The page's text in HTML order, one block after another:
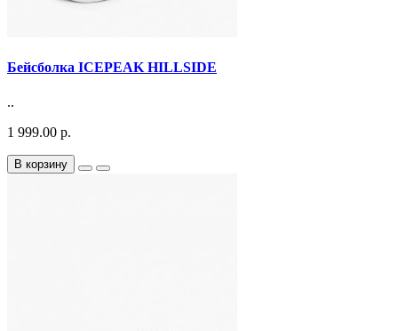
Бейсболка ICEPEAK HILLSIDE
..
1 999.00 р.
В корзину